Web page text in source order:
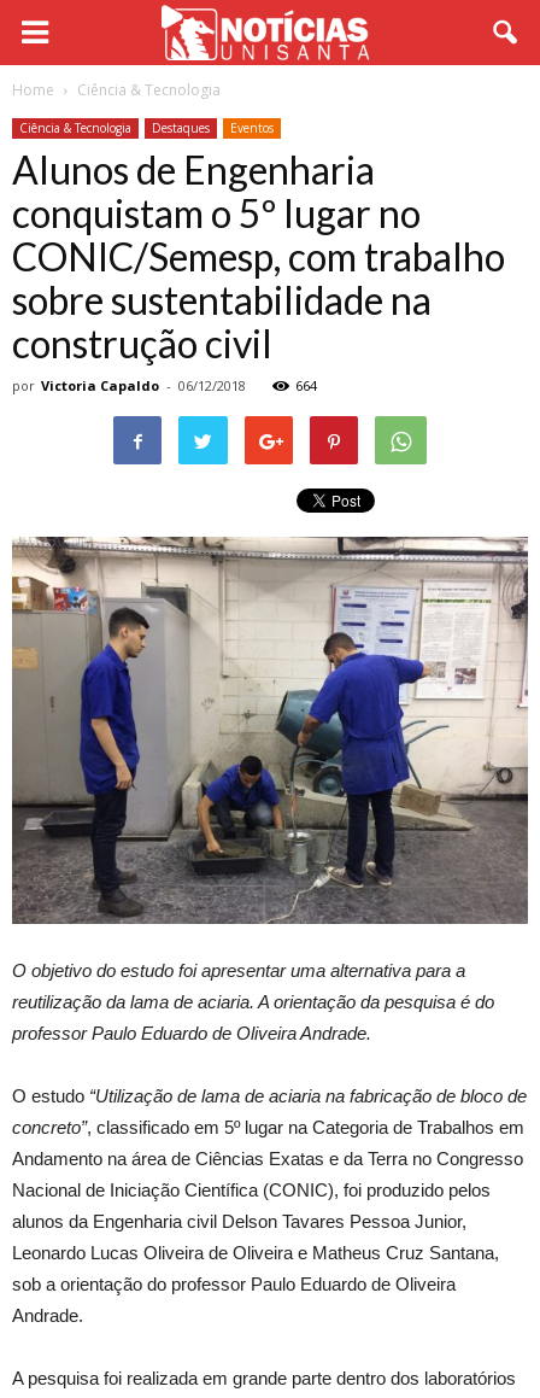
Home Ciência & Tecnologia
Ciência & Tecnologia Destaques Eventos
Alunos de Engenharia
conquistam o 5º lugar no
CONIC/Semesp, com trabalho
sobre sustentabilidade na
construção civil
por Victoria Capaldo - 06/12/2018 664
O objetivo do estudo foi apresentar uma alternativa para a
reutilização da lama de aciaria. A orientação da pesquisa é do
professor Paulo Eduardo de Oliveira Andrade.
O estudo “Utilização de lama de aciaria na fabricação de bloco de
concreto”, classificado em 5º lugar na Categoria de Trabalhos em
Andamento na área de Ciências Exatas e da Terra no Congresso
Nacional de Iniciação Científica (CONIC), foi produzido pelos
alunos da Engenharia civil Delson Tavares Pessoa Junior,
Leonardo Lucas Oliveira de Oliveira e Matheus Cruz Santana,
sob a orientação do professor Paulo Eduardo de Oliveira
Andrade.
A pesquisa foi realizada em grande parte dentro dos laboratórios